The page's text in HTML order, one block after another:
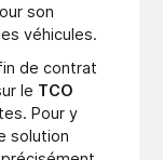
son
véhicules.
de contrat
le TCO
Pour y
solution